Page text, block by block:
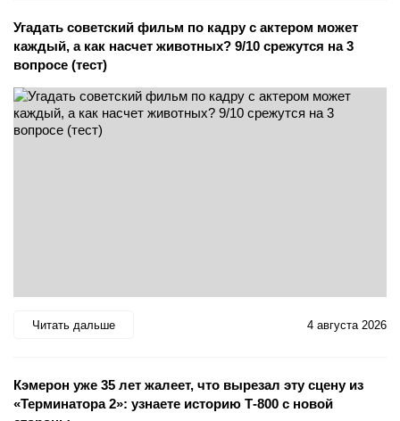
Угадать советский фильм по кадру с актером может
каждый, а как насчет животных? 9/10 срежутся на 3
вопросе (тест)
Читать дальше 4 августа 2026
Кэмерон уже 35 лет жалеет, что вырезал эту сцену из
«Терминатора 2»: узнаете историю Т-800 с новой